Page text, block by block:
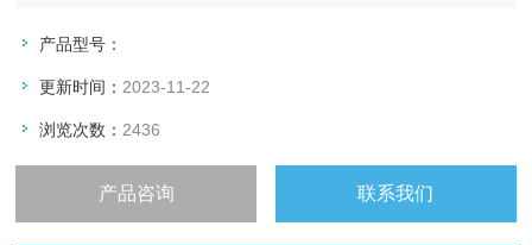
产品型号：
更新时间： 2023-11-22
浏览次数： 2436
产品咨询 联系我们